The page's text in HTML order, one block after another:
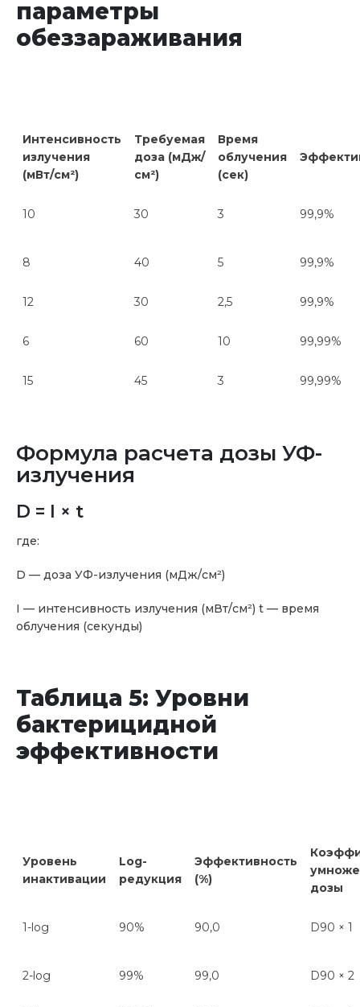
параметры
обеззараживания
Интенсивность
излучения
(мВт/см²)
Требуемая
доза (мДж/
см²)
Время
облучения
(сек)
10 30 3 99,9%
8 40 5 99,9%
12 30 2,5 99,9%
6 60 10 99,99%
15 45 3 99,99%
Формула расчета дозы УФ-
излучения
D = I × t
где:
D — доза УФ-излучения (мДж/см²)
I — интенсивность излучения (мВт/см²) t — время
облучения (секунды)
Таблица 5: Уровни
бактерицидной
эффективности
Уровень
инактивации
Log-
редукция
Эффективность
(%)
К
дозы
1-log 90% 90,0 D90 × 1
2-log 99% 99,0 D90 × 2